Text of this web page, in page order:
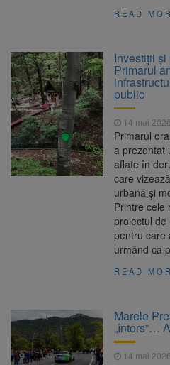
READ
Investiții
Primarul
public
14 mai 2026
Primarul
a prezentat
aflate în
care
urbană și
Printre cele
proiectul de
pentru care
urmând ca
READ
Marele
„întors”…
14 mai 2026